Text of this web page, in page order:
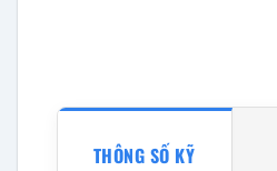
THÔNG SỐ KỸ